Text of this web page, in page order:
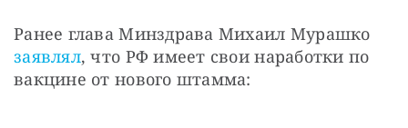
заявлял, что РФ имеет свои наработки по
вакцине от нового штамма: